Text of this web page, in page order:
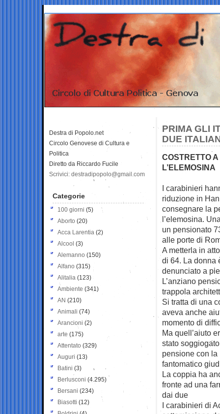
PRIMA GLI
DUE
COSTRETTO
L’ELEMOSINA
I carabinieri
riduzione in
consegnare la
l’elemosina.
un pensionato
alle porte di
A metterla in
di 64. La donna
denunciato a
L’anziano
trappola
Si tratta di una
aveva anche
momento di
Ma quell’aiuto
stato
pensione con la
fantomatico
La coppia ha
fronte ad una
dai due
I carabinieri di
Destra di Popolo.net
Circolo Genovese di Cultura e
Politica
Diretto da Riccardo Fucile
Scrivici: destradipopolo@gmail.com
Categorie
100 giorni (5)
Aborto (20)
Acca Larentia (2)
Alcool (3)
Alemanno (150)
Alfano (315)
Alitalia (123)
Ambiente (341)
AN (210)
Animali (74)
Arancioni (2)
arte (175)
Attentato (329)
Auguri (13)
Batini (3)
Berlusconi (4.295)
Bersani (234)
Biasotti (12)